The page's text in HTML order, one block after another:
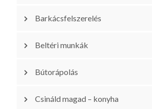
Barkácsfelszerelés
Beltéri munkák
Bútorápolás
Csináld magad – konyha